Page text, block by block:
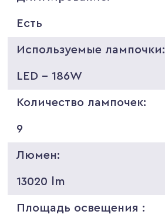
Есть
Используемые лампочки:
LED - 186W
Количество лампочек:
9
Люмен:
13020 lm
Площадь освещения :